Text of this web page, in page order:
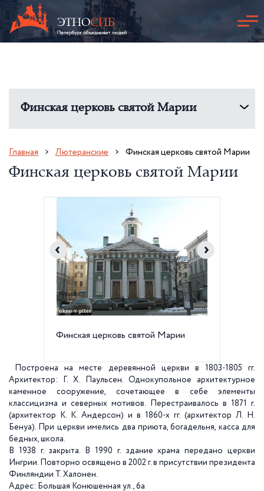
Финская церковь святой Марии
Главная Лютеранские Финская церковь святой Марии
Финская церковь святой Марии
Финская церковь святой Марии
Построена на месте деревянной церкви в 1803-1805 гг.
Архитектор: Г. Х. Паульсен. Однокупольное архитектурное
каменное сооружение, сочетающее в себе элементы
классицизма и северных мотивов. Перестраивалось в 1871 г.
(архитектор К. К. Андерсон) и в 1860-х гг. (архитектор Л. Н.
Бенуа). При церкви имелись два приюта, богадельня, касса для
бедных, школа.
В 1938 г. закрыта. В 1990 г. здание храма передано церкви
Ингрии. Повторно освящено в 2002 г. в присутствии президента
Финляндии Т. Халонен.
Адрес: Большая Конюшенная ул., 6а